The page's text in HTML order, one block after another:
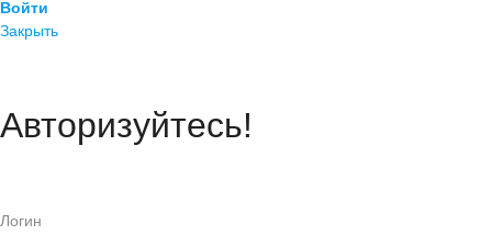
Войти
Закрыть
Авторизуйтесь!